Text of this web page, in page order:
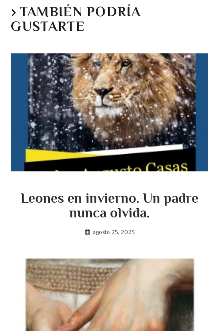
TAMBIÉN PODRÍA
GUSTARTE
Leones en invierno. Un padre
nunca olvida.
agosto 25, 2025